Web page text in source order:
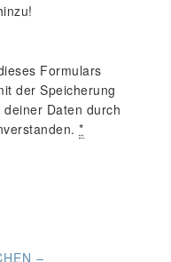
Formulars
der Speicherung
Daten durch
*
–